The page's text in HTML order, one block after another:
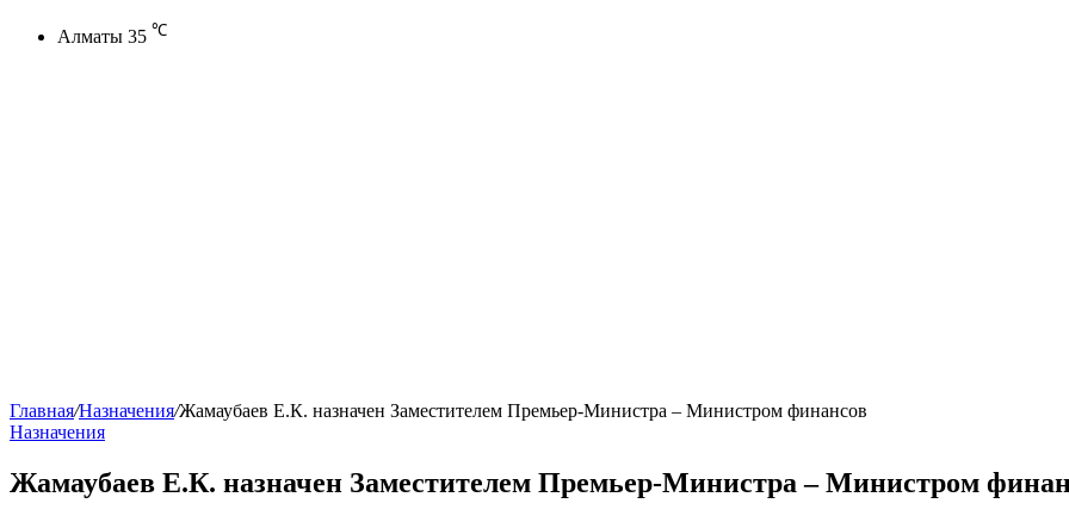
Алматы 35 ℃
Главная/Назначения/Жамаубаев Е.К. назначен Заместителем Премьер-Министра – Министром финансов
Назначения
Жамаубаев Е.К. назначен Заместителем Премьер-Министра – Министром